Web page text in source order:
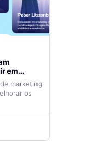
em
marketing
os